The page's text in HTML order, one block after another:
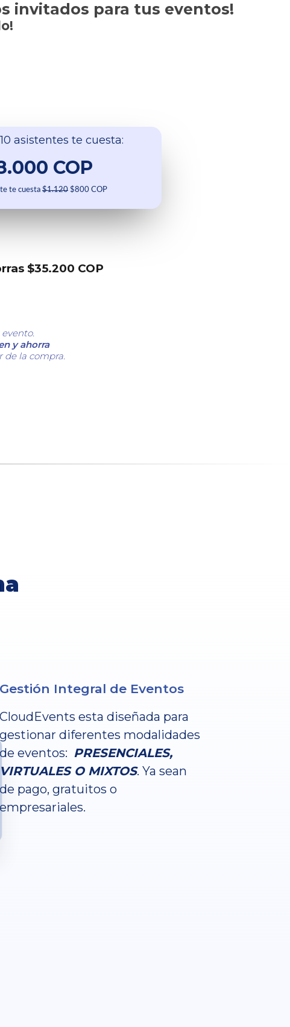
invitados para tus eventos!
asistentes te cuesta:
COP
te cuesta $1.120 $800 COP
$35.200 COP
y ahorra
de la compra.
Gestión Integral de Eventos
CloudEvents esta diseñada para
gestionar diferentes modalidades
de eventos: PRESENCIALES,
VIRTUALES O MIXTOS. Ya sean
de pago, gratuitos o
empresariales.